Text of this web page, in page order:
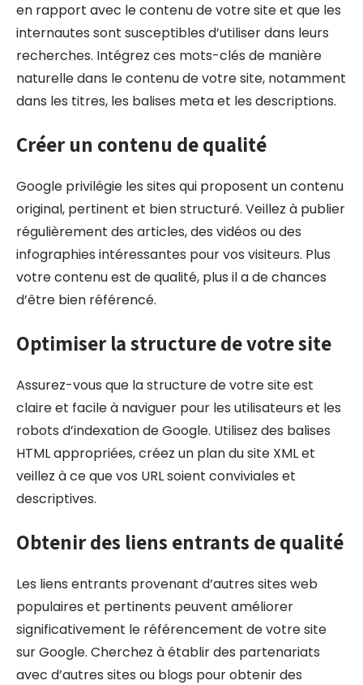
en rapport avec le contenu de votre site et que les
internautes sont susceptibles d’utiliser dans leurs
recherches. Intégrez ces mots-clés de manière
naturelle dans le contenu de votre site, notamment
dans les titres, les balises meta et les descriptions.
Créer un contenu de qualité
Google privilégie les sites qui proposent un contenu
original, pertinent et bien structuré. Veillez à publier
régulièrement des articles, des vidéos ou des
infographies intéressantes pour vos visiteurs. Plus
votre contenu est de qualité, plus il a de chances
d’être bien référencé.
Optimiser la structure de votre site
Assurez-vous que la structure de votre site est
claire et facile à naviguer pour les utilisateurs et les
robots d’indexation de Google. Utilisez des balises
HTML appropriées, créez un plan du site XML et
veillez à ce que vos URL soient conviviales et
descriptives.
Obtenir des liens entrants de qualité
Les liens entrants provenant d’autres sites web
populaires et pertinents peuvent améliorer
significativement le référencement de votre site
sur Google. Cherchez à établir des partenariats
avec d’autres sites ou blogs pour obtenir des